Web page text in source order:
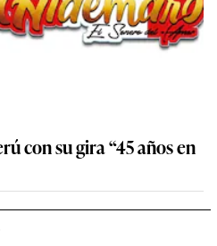
con su gira “45 años en